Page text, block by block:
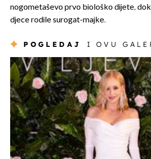
nogometaševo prvo biološko dijete,
djece rodile surogat-majke.
POGLEDAJ I OVU